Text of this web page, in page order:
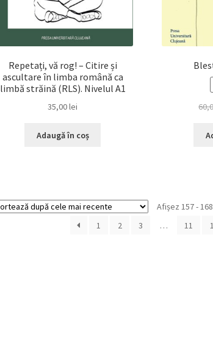
Repetați, vă rog! – Citire și
ascultare în limba română ca
limbă străină (RLS). Nivelul A1
35,00lei
Adaugă în coș
Afișez 157 -
1
2 3 … 11